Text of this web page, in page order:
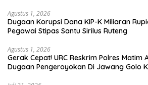
Agustus 1, 2026
Dugaan Korupsi Dana KIP-K Miliaran
Pegawai Stipas Santu Sirilus Ruteng
Agustus 1, 2026
Gerak Cepat! URC Reskrim Polres Matim
Dugaan Pengeroyokan Di Jawang Golo